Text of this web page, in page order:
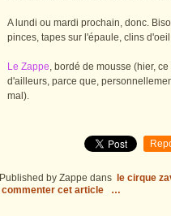
A lundi ou mardi prochain, donc.
pinces, tapes sur l'épaule, clins
Le Zappe, bordé de mousse (hier,
d'ailleurs, parce que,
mal).
Published by Zappe dans
le cirque
commenter cet article
…